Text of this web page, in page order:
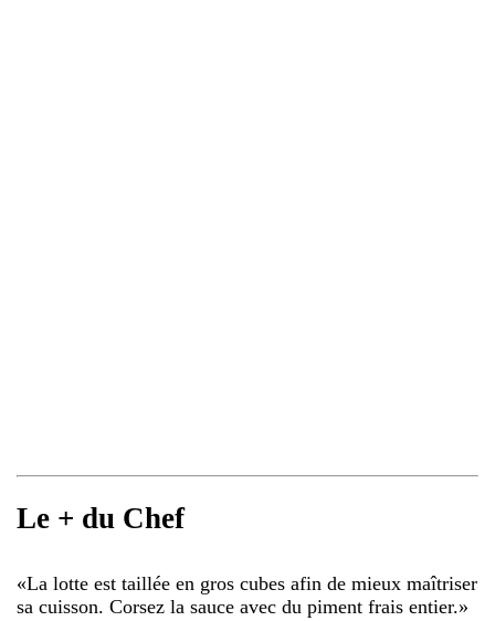
Le + du Chef
«La lotte est taillée en gros cubes afin de mieux maîtriser
sa cuisson. Corsez la sauce avec du piment frais entier.»